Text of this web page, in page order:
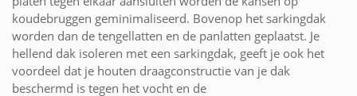
koudebruggen geminimaliseerd. Bovenop het sarkingdak
worden dan de tengellatten en de panlatten geplaatst. Je
hellend dak isoleren met een sarkingdak, geeft je ook het
voordeel dat je houten draagconstructie van je dak
beschermd is tegen het vocht en de